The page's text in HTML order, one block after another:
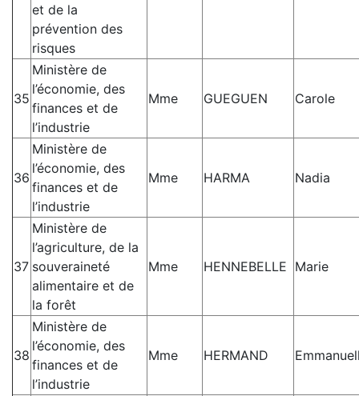
et de la
prévention des
risques
35
Ministère de
l’économie, des
finances et de
l’industrie
Mme GUEGUEN Carole
36
Ministère de
l’économie, des
finances et de
l’industrie
Mme HARMA Nadia
37
Ministère de
l’agriculture, de la
souveraineté
alimentaire et de
la forêt
Mme HENNEBELLE Marie
38
Ministère de
l’économie, des
finances et de
l’industrie
Mme HERMAND